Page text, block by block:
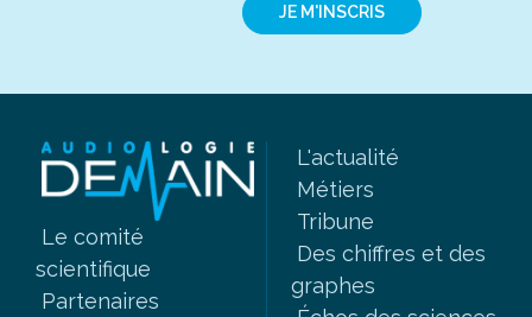
JE M'INSCRIS
Le comité
scientifique
Partenaires
L'actualité
Métiers
Tribune
Des chiffres et des
graphes